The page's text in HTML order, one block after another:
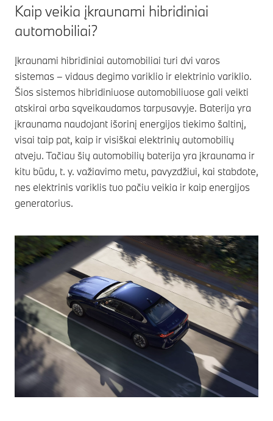
Kaip veikia įkraunami hibridiniai
automobiliai?
Įkraunami hibridiniai automobiliai turi dvi varos
sistemas – vidaus degimo variklio ir elektrinio variklio.
Šios sistemos hibridiniuose automobiliuose gali veikti
atskirai arba sąveikaudamos tarpusavyje. Baterija yra
įkraunama naudojant išorinį energijos tiekimo šaltinį,
visai taip pat, kaip ir visiškai elektrinių automobilių
atveju. Tačiau šių automobilių baterija yra įkraunama ir
kitu būdu, t. y. važiavimo metu, pavyzdžiui, kai stabdote,
nes elektrinis variklis tuo pačiu veikia ir kaip energijos
generatorius.